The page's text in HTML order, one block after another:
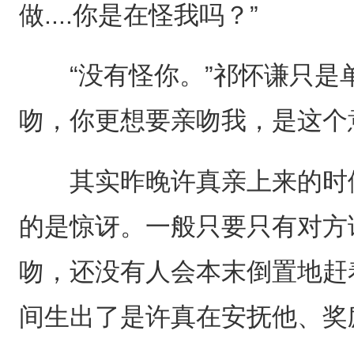
做....你是在怪我吗？”
“没有怪你。”祁怀谦只是
吻，你更想要亲吻我，是这个
其实昨晚许真亲上来的时
的是惊讶。一般只要只有对
吻，还没有人会本末倒置地
间生出了是许真在安抚他、